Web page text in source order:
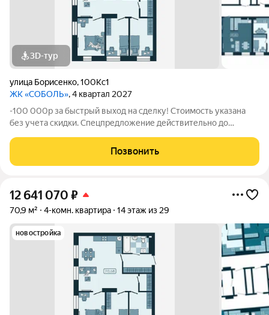
3D-тур
улица Борисенко,100Кс1
ЖК «СОБОЛЬ», 4 квартал 2027
-100 000р за быстрый выход на сделку! Стоимость указана
без учета скидки. Спецпредложение действительно до
пришлем вам ссылку на 3D аэротур по ЖК "Соболь" Квартира
№78 на 6 этаже Отделка:
Позвонить
12 641 070 ₽
70,9 м² 4-комн. квартира 14 этаж из 29
новостройка